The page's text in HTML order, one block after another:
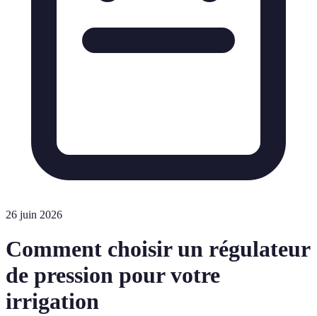
26 juin 2026
Comment choisir un régulateur
de pression pour votre
irrigation